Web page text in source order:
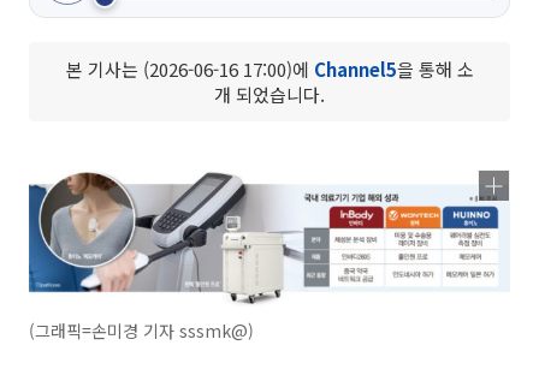
본 기사는 (2026-06-16 17:00)에 Channel5을 통해 소
개 되었습니다.
(그래픽=손미경 기자 sssmk@)